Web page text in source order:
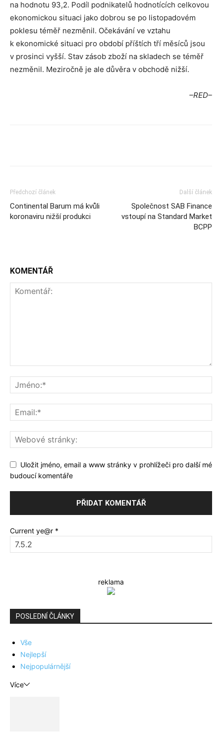
na hodnotu 93,2. Podíl podnikatelů hodnotících celkovou
ekonomickou situaci jako dobrou se po listopadovém
poklesu téměř nezměnil. Očekávání ve vztahu
k ekonomické situaci pro období příštích tří měsíců jsou
v prosinci vyšší. Stav zásob zboží na skladech se téměř
nezměnil. Meziročně je ale důvěra v obchodě nižší.
–RED–
Předchozí článek
Continental Barum má kvůli
koronaviru nižší produkci
Další článek
Společnost SAB Finance
vstoupí na Standard Market
BCPP
KOMENTÁŘ
Uložit jméno, email a www stránky v prohlížeči pro další mé
budoucí komentáře
Current ye@r *
reklama
POSLEDNÍ ČLÁNKY
Vše
Nejlepší
Nejpopulárnější
Více